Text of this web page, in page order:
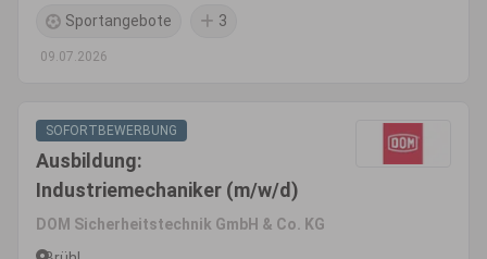
Sportangebote 3
09.07.2026
SOFORTBEWERBUNG
Ausbildung:
Industriemechaniker (m/w/d)
DOM Sicherheitstechnik GmbH & Co. KG